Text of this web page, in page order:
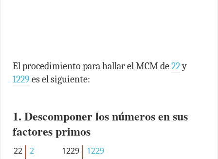
El procedimiento para hallar el MCM de22y
1229 es el siguiente:
1. Descomponer los números en sus
factores primos
22
2
1229
1229